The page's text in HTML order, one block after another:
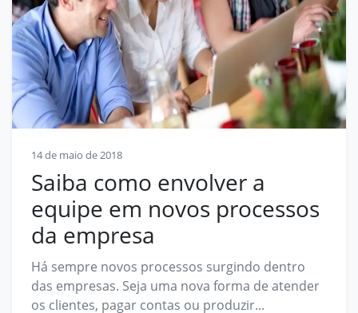
14 de maio de 2018
Saiba como envolver a
equipe em novos processos
da empresa
Há sempre novos processos surgindo dentro
das empresas. Seja uma nova forma de atender
os clientes, pagar contas ou produzir...